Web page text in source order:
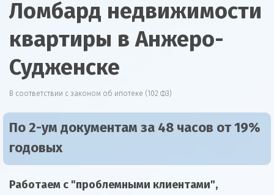
Ломбард недвижимости
квартиры в Анжеро-
Судженске
В соответствии с законом об ипотеке (102 ФЗ)
По 2-ум документам за 48 часов от 19%
годовых
Работаем с "проблемными клиентами",